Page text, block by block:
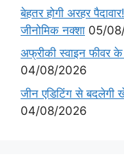
बेहतर होगी अरहर
जीनोमिक नक्शा 05/
अफ्रीकी स्वाइन फीवर
04/08/2026
जीन एडिटिंग से
04/08/2026